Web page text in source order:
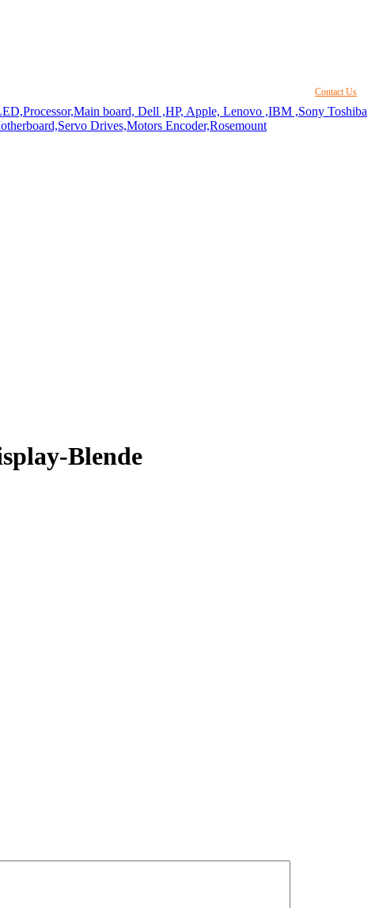
Contact Us
Blende